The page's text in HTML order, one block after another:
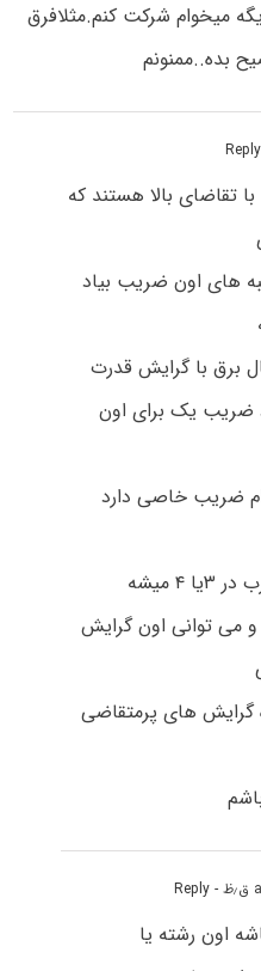
میخوام شرکت کنم.مثلافرق
تقاضای بالا هستند که
های اون ضریب بیاد
برق با گرایش قدرت
ضریب یک برای اون
ضریب خاصی دارد
میشه
می توانی اون گرایش
گرایش های پرمتقاضی
- Reply
اون رشته یا